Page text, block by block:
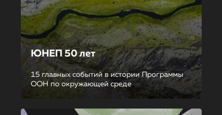
ЮНЕП 50 лет
15 главных событий в истории Программы
ООН по окружающей среде